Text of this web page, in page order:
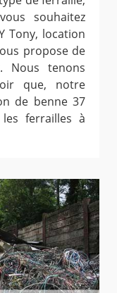
souhaitez
Tony, location
propose de
Nous tenons
que, notre
de benne 37
ferrailles à